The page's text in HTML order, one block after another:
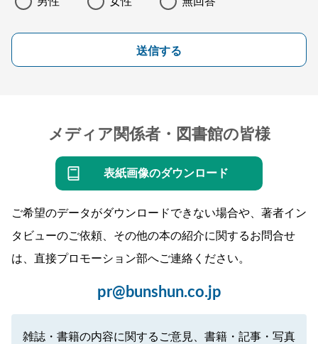
送信する
メディア関係者・図書館の皆様
表紙画像のダウンロード
ご希望のデータがダウンロードできない場合や、著者イン
タビューのご依頼、その他の本の紹介に関するお問合せ
は、直接プロモーション部へご連絡ください。
pr@bunshun.co.jp
雑誌・書籍の内容に関するご意見、書籍・記事・写真